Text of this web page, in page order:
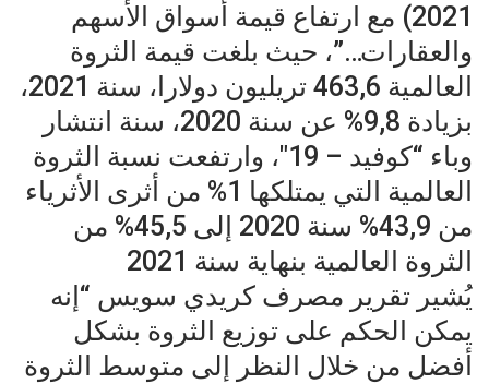
2021) مع ارتفاع قيمة أسواق الأسهم
والعقارات…”، حيث بلغت قيمة الثروة
العالمية 463,6 تريليون دولارا، سنة 2021،
بزيادة 9,8% عن سنة 2020، سنة انتشار
وباء “كوفيد – 19″، وارتفعت نسبة الثروة
العالمية التي يمتلكها 1% من أثرى الأثرياء
من 43,9% سنة 2020 إلى 45,5% من
الثروة العالمية بنهاية سنة 2021
يُشير تقرير مصرف كريدي سويس “إنه
يمكن الحكم على توزيع الثروة بشكل
أفضل من خلال النظر إلى متوسط الثروة